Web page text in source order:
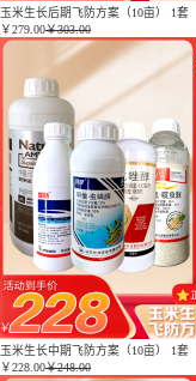
玉米生长后期飞防方案（10亩） 1套
￥279.00￥303.00
玉米生长中期飞防方案（10亩） 1套
￥228.00￥248.00